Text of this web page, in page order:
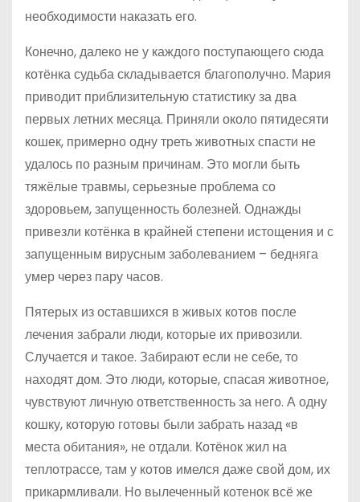
необходимости наказать его.
Конечно, далеко не у каждого поступающего сюда
котёнка судьба складывается благополучно. Мария
приводит приблизительную статистику за два
первых летних месяца. Приняли около пятидесяти
кошек, примерно одну треть животных спасти не
удалось по разным причинам. Это могли быть
тяжёлые травмы, серьезные проблема со
здоровьем, запущенность болезней. Однажды
привезли котёнка в крайней степени истощения и с
запущенным вирусным заболеванием – бедняга
умер через пару часов.
Пятерых из оставшихся в живых котов после
лечения забрали люди, которые их привозили.
Случается и такое. Забирают если не себе, то
находят дом. Это люди, которые, спасая животное,
чувствуют личную ответственность за него. А одну
кошку, которую готовы были забрать назад «в
места обитания», не отдали. Котёнок жил на
теплотрассе, там у котов имелся даже свой дом, их
прикармливали. Но вылеченный котенок всё же